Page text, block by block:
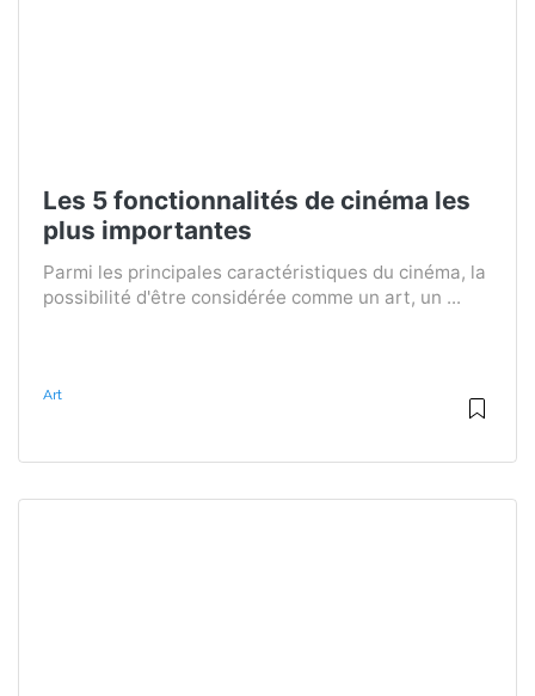
Les 5 fonctionnalités de cinéma les
plus importantes
Parmi les principales caractéristiques du cinéma, la
possibilité d'être considérée comme un art, un ...
Art